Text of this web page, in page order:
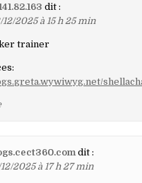
dit :
12/2025 à 15 h 25 min
trainer
dit :
12/2025 à 17 h 27 min